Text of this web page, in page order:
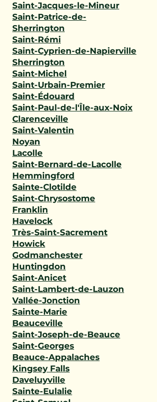
Saint-Jacques-le-Mineur
Saint-Patrice-de-
Sherrington
Saint-Rémi
Saint-Cyprien-de-Napierville
Sherrington
Saint-Michel
Saint-Urbain-Premier
Saint-Édouard
Saint-Paul-de-l'Île-aux-Noix
Clarenceville
Saint-Valentin
Noyan
Lacolle
Saint-Bernard-de-Lacolle
Hemmingford
Sainte-Clotilde
Saint-Chrysostome
Franklin
Havelock
Très-Saint-Sacrement
Howick
Godmanchester
Huntingdon
Saint-Anicet
Saint-Lambert-de-Lauzon
Vallée-Jonction
Sainte-Marie
Beauceville
Saint-Joseph-de-Beauce
Saint-Georges
Beauce-Appalaches
Kingsey Falls
Daveluyville
Sainte-Eulalie